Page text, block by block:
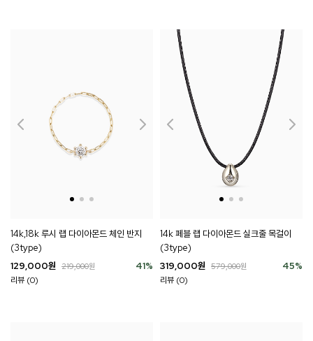
14k,18k 루시 랩 다이아몬드 체인 반지
(3type)
41%
129,000원 219,000원
리뷰 (0)
14k 페블 랩 다이아몬드 실크줄 목걸이
(3type)
45%
319,000원 579,000원
리뷰 (0)